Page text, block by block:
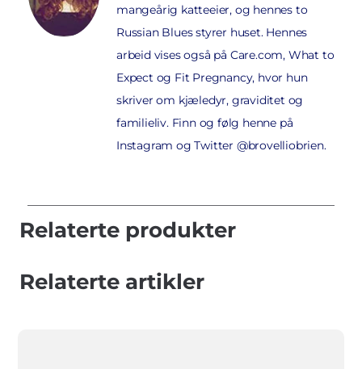
mangeårig katteeier, og hennes to
Russian Blues styrer huset. Hennes
arbeid vises også på Care.com, What to
Expect og Fit Pregnancy, hvor hun
skriver om kjæledyr, graviditet og
familieliv. Finn og følg henne på
Instagram og Twitter @brovelliobrien.
Relaterte produkter
Relaterte artikler